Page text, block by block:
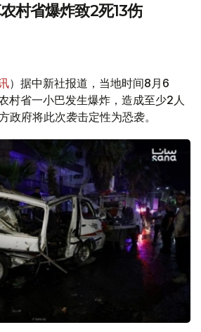
村省爆炸致2死13伤
）据中新社报道，当地时间8月6
村省一小巴发生爆炸，造成至少2人
政府将此次袭击定性为恐袭。